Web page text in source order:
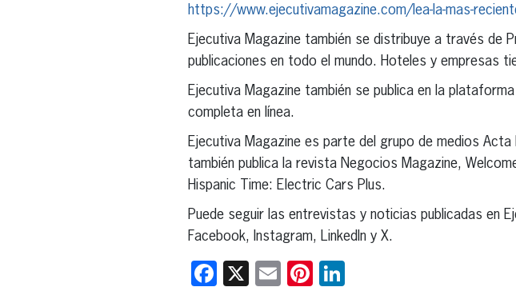
https://www.ejecutivamagazine.com/lea-la-mas-
Ejecutiva Magazine también se distribuye a través de
publicaciones en todo el mundo. Hoteles y empresas
Ejecutiva Magazine también se publica en la
completa en línea.
Ejecutiva Magazine es parte del grupo de medios
también publica la revista Negocios Magazine,
Hispanic Time: Electric Cars Plus.
Puede seguir las entrevistas y noticias publicadas en
Facebook, Instagram, LinkedIn y X.
Facebook
X EmailPinterest